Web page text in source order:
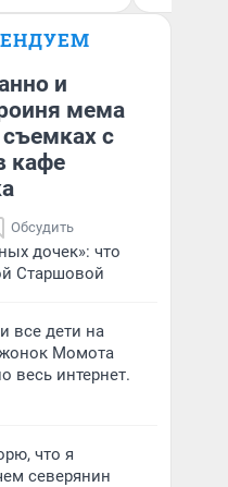
и
мема
с
кафе
Обсудить
дочек»: что
Старшовой
все дети на
Момота
весь интернет.
что я
северянин